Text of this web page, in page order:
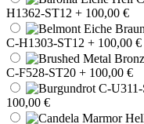
H1362-ST12 + 100,00 €
C-H1303-ST12 + 100,00 €
C-F528-ST20 + 100,00 €
100,00 €